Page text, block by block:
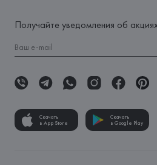
Получайте уведомления об
Скачать
в App Store
Скачать
в Google Play